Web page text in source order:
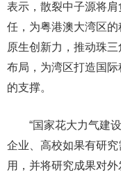
表示，散裂中子源将
任，为粤港澳大湾区
原生创新力，推动珠
布局，为湾区打造国
的支撑。
“国家花大力气建设
企业、高校如果有研
用，并将研究成果对